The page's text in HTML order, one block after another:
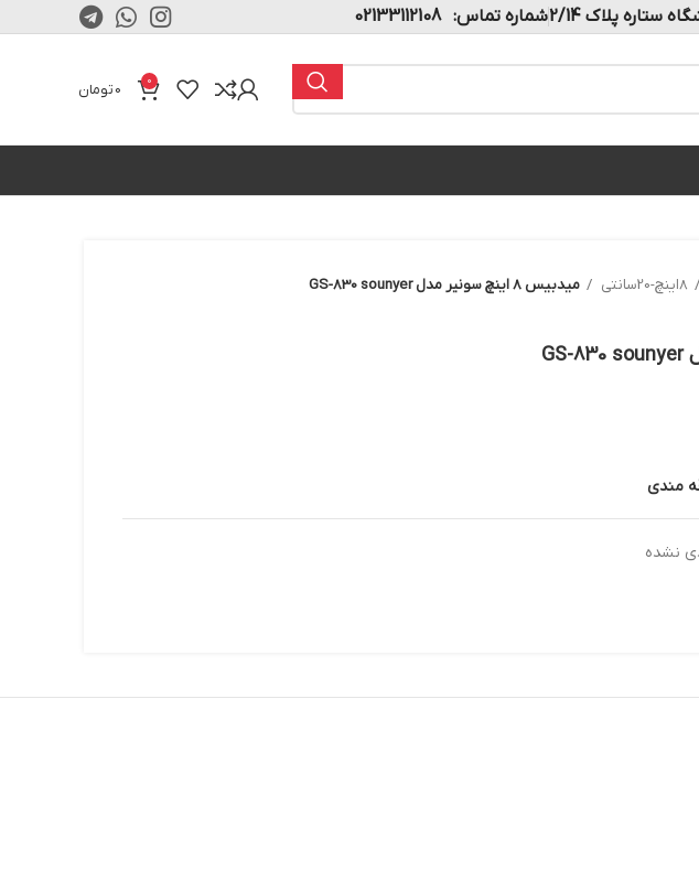
پلاک 2/14 شماره تماس: 02133112108
0
0تومان
8اینچ-20سانتی میدبیس 8 اینچ سونیر مدل GS-830 sounyer
مندی
نشده